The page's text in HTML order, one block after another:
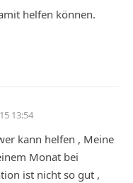
helfen können.
13:54
kann helfen , Meine
Monat bei
ist nicht so gut ,